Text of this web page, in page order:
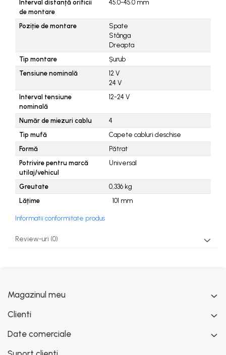
Piese plug
Piese scarificator
Remorci auto
Vidanja si irigatii
Diverse
Furtunuri
Pompe
Vane si robineti
Zootehnie
Interval distanță orificii
de montare
45.0-45.0 mm
Poziție de montare
Spate
Stânga
Dreapta
Tip montare
Șurub
Tensiune nominală
12 V
24 V
Interval tensiune
nominală
12-24 V
Număr de miezuri cablu
4
Tip mufă
Capete cabluri deschise
Formă
Pătrat
Potrivire pentru marcă
utilaj/vehicul
Universal
Greutate 0,336 kg
Lățime
101 mm
Informatii conformitate produs
Review-uri (0)
Magazinul meu
Clienti
Date comerciale